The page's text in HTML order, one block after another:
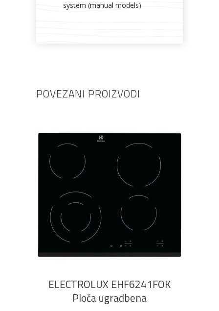
system (manual models)
POVEZANI PROIZVODI
DODAJ U KOŠARICU
ELECTROLUX EHF6241FOK
Ploča ugradbena